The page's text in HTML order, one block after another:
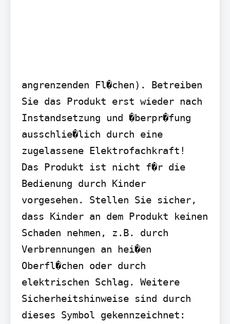
angrenzenden Fl�chen). Betreiben
Sie das Produkt erst wieder nach
Instandsetzung und �berpr�fung
ausschlie�lich durch eine
zugelassene Elektrofachkraft!
Das Produkt ist nicht f�r die
Bedienung durch Kinder
vorgesehen. Stellen Sie sicher,
dass Kinder an dem Produkt keinen
Schaden nehmen, z.B. durch
Verbrennungen an hei�en
Oberfl�chen oder durch
elektrischen Schlag. Weitere
Sicherheitshinweise sind durch
dieses Symbol gekennzeichnet: